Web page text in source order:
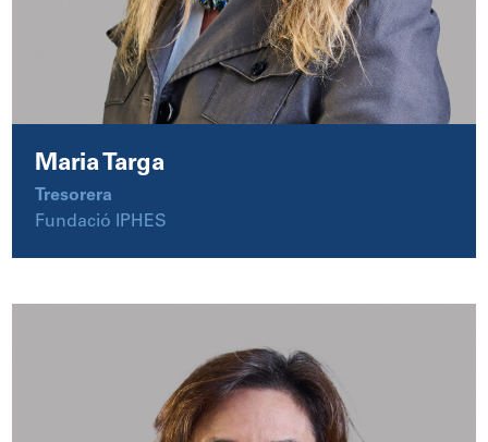
Maria Targa
Tresorera
Fundació IPHES